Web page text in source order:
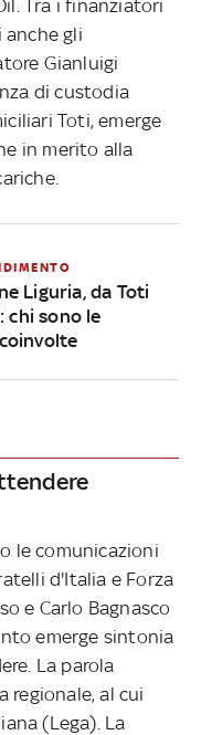
Tra i finanziatori
gli
Gianluigi
di custodia
Toti, emerge
in merito alla
Liguria, da Toti
chi sono le
le comunicazioni
d'Italia e Forza
e Carlo Bagnasco
emerge sintonia
La parola
regionale, al cui
(Lega). La